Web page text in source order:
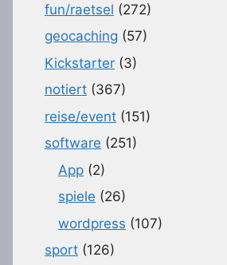
fun/raetsel (272)
geocaching (57)
Kickstarter (3)
notiert (367)
reise/event (151)
software (251)
App (2)
spiele (26)
wordpress (107)
sport (126)